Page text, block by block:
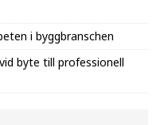
i byggbranschen
byte till professionell